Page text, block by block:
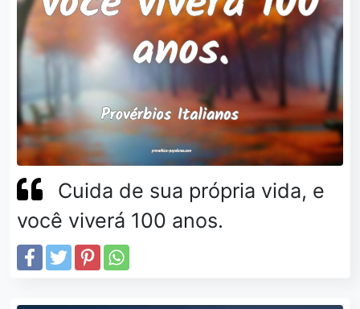
Cuida de sua própria vida, e
você viverá 100 anos.